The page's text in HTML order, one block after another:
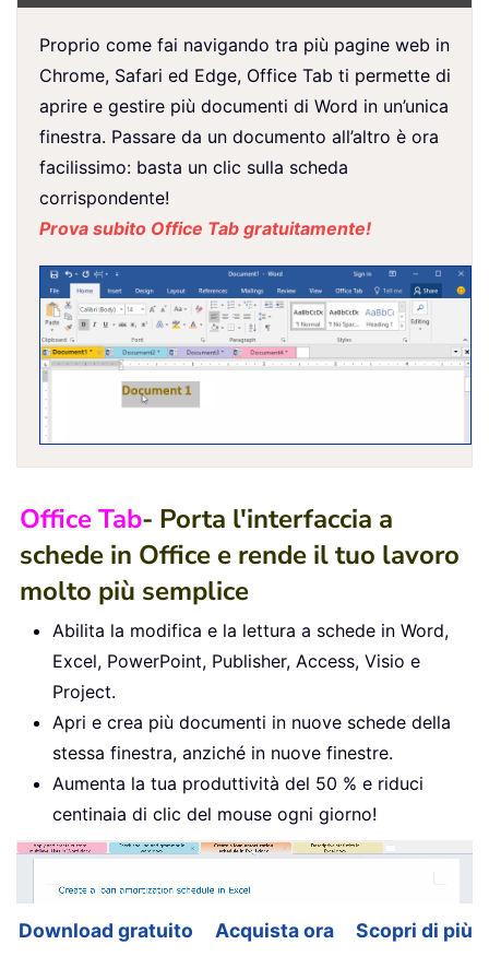
Proprio come fai navigando tra più pagine web in
Chrome, Safari ed Edge, Office Tab ti permette di
aprire e gestire più documenti di Word in un’unica
finestra. Passare da un documento all’altro è ora
facilissimo: basta un clic sulla scheda
corrispondente!
Prova subito Office Tab gratuitamente!
Office Tab- Porta l'interfaccia a
schede in Office e rende il tuo lavoro
molto più semplice
Abilita la modifica e la lettura a schede in Word,
Excel, PowerPoint, Publisher, Access, Visio e
Project.
Apri e crea più documenti in nuove schede della
stessa finestra, anziché in nuove finestre.
Aumenta la tua produttività del 50 % e riduci
centinaia di clic del mouse ogni giorno!
Download gratuito Acquista ora Scopri di più